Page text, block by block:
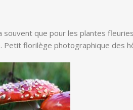
souvent que pour les plantes
Petit florilège photographique des